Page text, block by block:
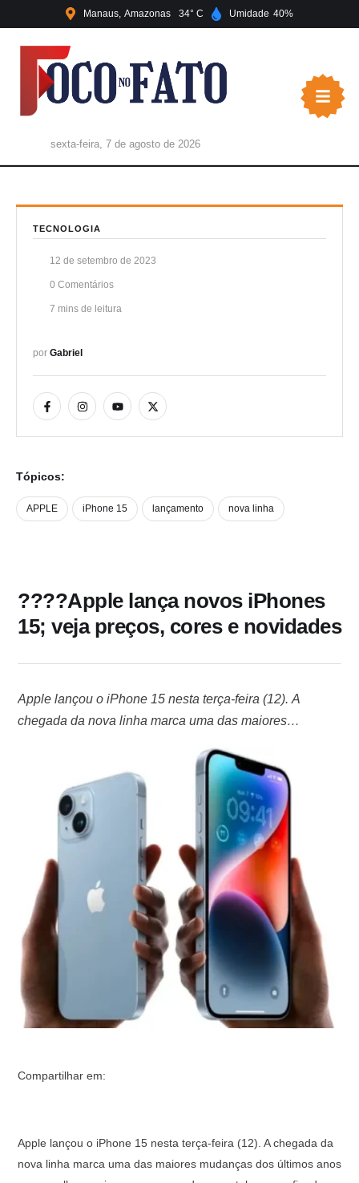
Manaus Amazonas 34 Umidade 40
sexta-feira, 7 de agosto de 2026
TECNOLOGIA
12 de setembro de 2023
0 Comentários
7 mins de leitura
por Gabriel
Tópicos:
APPLE iPhone 15 lançamento nova linha
????Apple lança novos iPhones
15; veja preços, cores e novidades
Apple lançou o iPhone 15 nesta terça-feira (12). A
chegada da nova linha marca uma das maiores
a era dos smartphones: o fim da porta Lightning para
recarga de bateria e transferência de dados, presente
nos celulares da marca desde o iPhone 5, lançado em
2012. O …
Compartilhar em:
Apple lançou o iPhone 15 nesta terça-feira (12). A chegada da
nova linha marca uma das maiores mudanças dos últimos anos